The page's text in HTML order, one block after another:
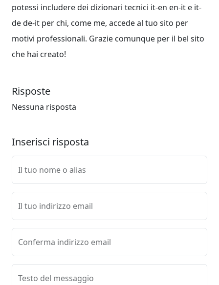
potessi includere dei dizionari tecnici it-en en-it e it-
de de-it per chi, come me, accede al tuo sito per
motivi professionali. Grazie comunque per il bel sito
che hai creato!
Risposte
Nessuna risposta
Inserisci risposta
Il tuo nome o alias
Il tuo indirizzo email
Conferma indirizzo email
Testo del messaggio